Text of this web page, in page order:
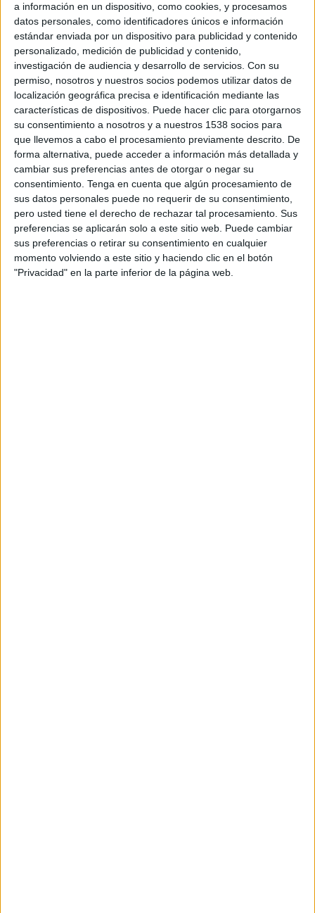
a información en un dispositivo, como cookies, y procesamos
datos personales, como identificadores únicos e información
estándar enviada por un dispositivo para publicidad y contenido
personalizado, medición de publicidad y contenido,
investigación de audiencia y desarrollo de servicios. Con su
permiso, nosotros y nuestros socios podemos utilizar datos de
localización geográfica precisa e identificación mediante las
características de dispositivos. Puede hacer clic para otorgarnos
su consentimiento a nosotros y a nuestros 1538 socios para
que llevemos a cabo el procesamiento previamente descrito. De
forma alternativa, puede acceder a información más detallada y
cambiar sus preferencias antes de otorgar o negar su
consentimiento. Tenga en cuenta que algún procesamiento de
sus datos personales puede no requerir de su consentimiento,
pero usted tiene el derecho de rechazar tal procesamiento. Sus
preferencias se aplicarán solo a este sitio web. Puede cambiar
sus preferencias o retirar su consentimiento en cualquier
momento volviendo a este sitio y haciendo clic en el botón
"Privacidad" en la parte inferior de la página web.
Título: Hotwheels.
Autores: Sheila Andújar e Iván Reynoso.
Producto: Hotwheels.
Escuela: Brother Santo Domingo.
País: República Dominicana.